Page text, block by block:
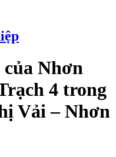
Nhơn
4 trong
Vải – Nhơn